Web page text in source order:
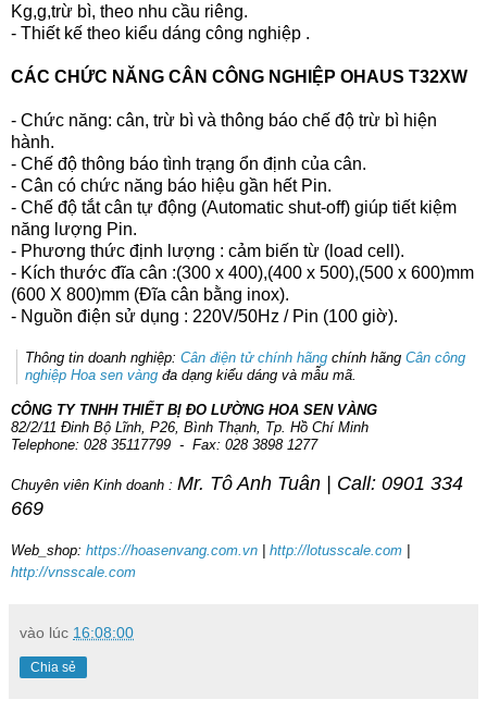
Kg,g,trừ bì, theo nhu cầu riêng.
- Thiết kế theo kiểu dáng công nghiệp .
CÁC CHỨC NĂNG CÂN CÔNG NGHIỆP OHAUS T32XW
- Chức năng: cân, trừ bì và thông báo chế độ trừ bì hiện
hành.
- Chế độ thông báo tình trạng ổn định của cân.
- Cân có chức năng báo hiệu gần hết Pin.
- Chế độ tắt cân tự động (Automatic shut-off) giúp tiết kiệm
năng lượng Pin.
- Phương thức định lượng : cảm biến từ (load cell).
- Kích thước đĩa cân :(300 x 400),(400 x 500),(500 x 600)mm
(600 X 800)mm (Đĩa cân bằng inox).
- Nguồn điện sử dụng : 220V/50Hz / Pin (100 giờ).
Thông tin doanh nghiệp:Cân điện tử chính hãng chính hãngCân công
nghiệp Hoa sen vàng đa dạng kiểu dáng và mẫu mã.
CÔNG TY TNHH THIẾT BỊ ĐO LƯỜNG HOA SEN VÀNG
82/2/11 Đinh Bộ Lĩnh, P26, Bình Thạnh, Tp. Hồ Chí Minh
Telephone: 028 35117799 - Fax: 028 3898 1277
Chuyên viên Kinh doanh : Mr. Tô Anh Tuân | Call: 0901 334
669
Web_shop: https://hoasenvang.com.vn http://lotusscale.com
http://vnsscale.com
vào lúc 16:08:00
Chia sẻ